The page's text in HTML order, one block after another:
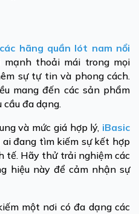
các hãng quần lót nam nổi
mạnh thoải mái trong mọi
sự tự tin và phong cách.
mang đến các sản phẩm
đa dạng.
và mức giá hợp lý, iBasic
đang tìm kiếm sự kết hợp
tế. Hãy thử trải nghiệm các
hiệu này để cảm nhận sự
một nơi có đa dạng các